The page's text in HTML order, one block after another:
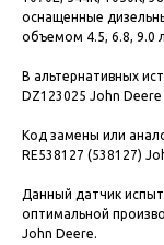
оснащенные
объемом 4.5, 6.8, 9.0
В альтернативных
DZ123025 John Deere -
Код замены или
RE538127 (538127)
Данный датчик
оптимальной
John Deere.